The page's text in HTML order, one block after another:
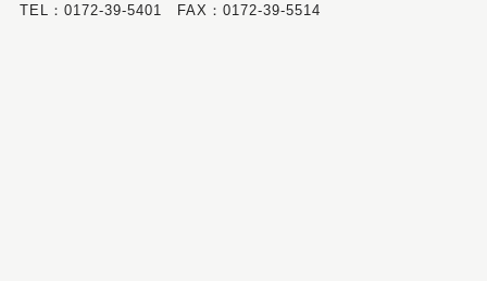
TEL：0172-39-5401 FAX：0172-39-5514